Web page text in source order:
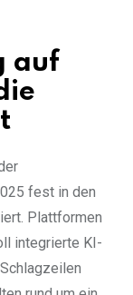
auf
fest in den
Plattformen
integrierte KI-